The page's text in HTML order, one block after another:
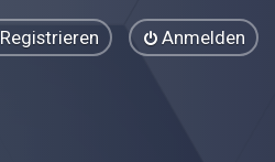
Anmelden
Registrieren